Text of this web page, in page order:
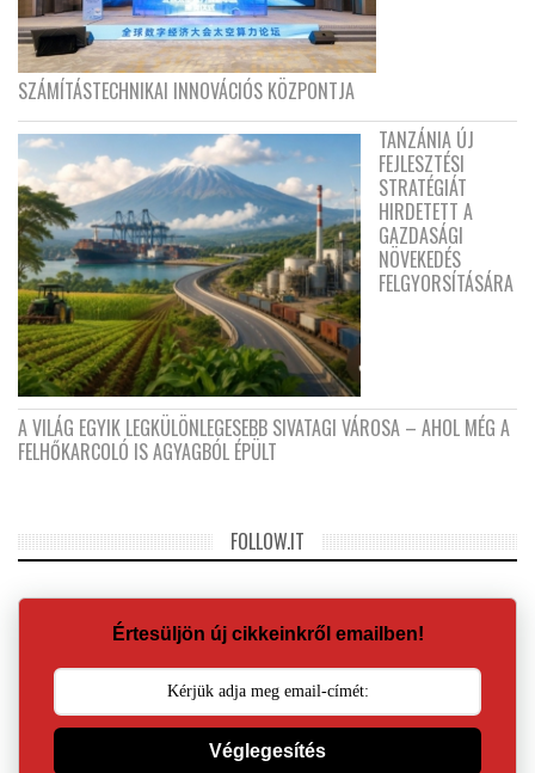
SZÁMÍTÁSTECHNIKAI INNOVÁCIÓS KÖZPONTJA
TANZÁNIA ÚJ
FEJLESZTÉSI
STRATÉGIÁT
HIRDETETT A
GAZDASÁGI
NÖVEKEDÉS
FELGYORSÍTÁSÁRA
A VILÁG EGYIK LEGKÜLÖNLEGESEBB SIVATAGI VÁROSA – AHOL MÉG A
FELHŐKARCOLÓ IS AGYAGBÓL ÉPÜLT
FOLLOW.IT
Értesüljön új cikkeinkről emailben!
Véglegesítés